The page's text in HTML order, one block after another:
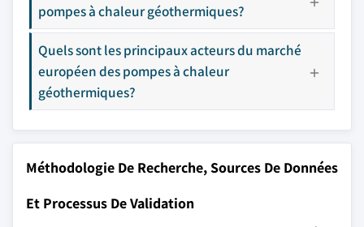
pompes à chaleur géothermiques?
Quels sont les principaux acteurs du marché
européen des pompes à chaleur
géothermiques?
Méthodologie De Recherche, Sources De Données
Et Processus De Validation